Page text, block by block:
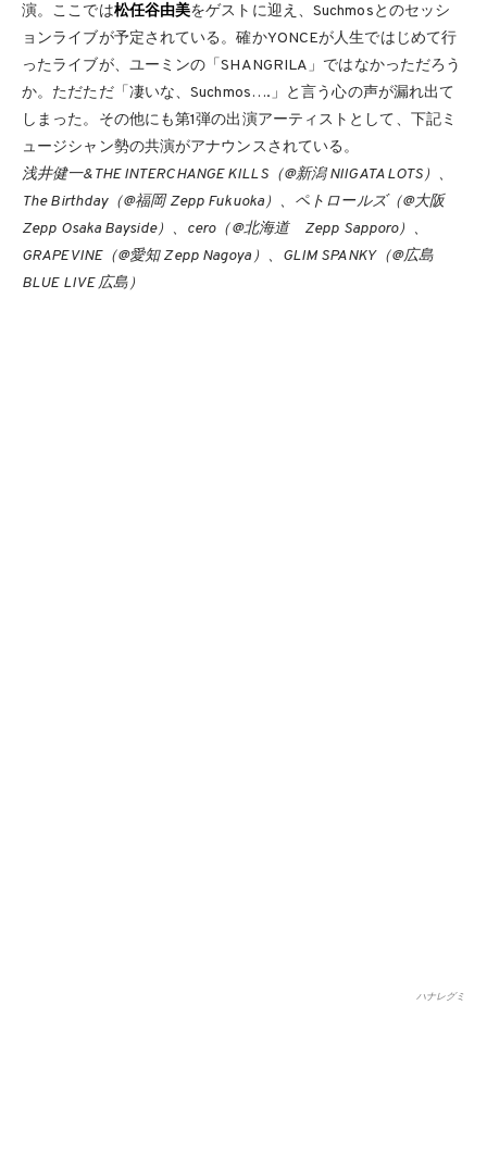
演。ここでは松任谷由美をゲストに迎え、Suchmosとのセッシ
ョンライブが予定されている。確かYONCEが人生ではじめて行
ったライブが、ユーミンの「SHANGRILA」ではなかっただろう
か。ただただ「凄いな、Suchmos….」と言う心の声が漏れ出て
しまった。その他にも第1弾の出演アーティストとして、下記ミ
ュージシャン勢の共演がアナウンスされている。
浅井健一&THE INTERCHANGE KILLS（@新潟 NIIGATA LOTS）、
The Birthday（@福岡 Zepp Fukuoka）、ペトロールズ（@大阪
Zepp Osaka Bayside）、cero（@北海道 Zepp Sapporo）、
GRAPEVINE（@愛知 Zepp Nagoya）、GLIM SPANKY（@広島
BLUE LIVE 広島）
ハナレグミ